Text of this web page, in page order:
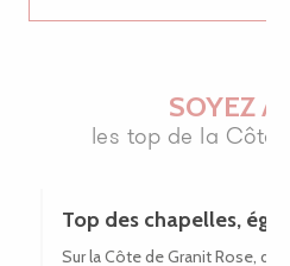
SOYEZ
les top de la Côte
Top des chapelles,
Sur la Côte de Granit Rose, de